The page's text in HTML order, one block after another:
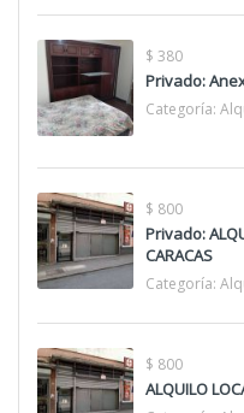
$ 380
Privado:
Categoría:
$ 800
Privado:
CARACAS
Categoría:
$ 800
ALQUILO